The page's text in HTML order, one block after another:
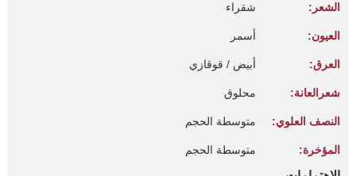
الشعر: شقراء
العيون: أسمر
العرق: أبيض / قوقازي
شعرالعانة: محلوق
النصف العلوي: متوسطة الحجم
المؤخرة: متوسطة الحجم